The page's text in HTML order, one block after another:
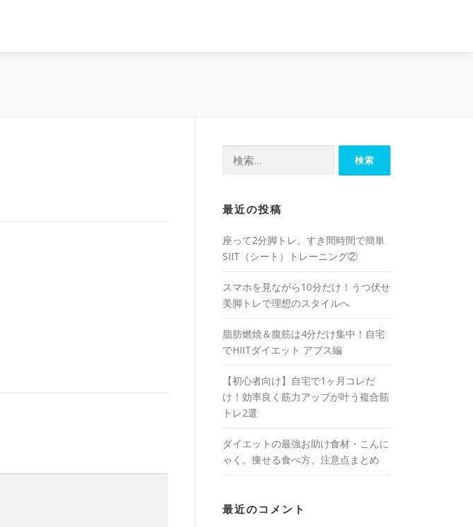
最近の投稿
座って2分脚トレ。すき間時間で簡単
SIIT（シート）トレーニング②
スマホを見ながら10分だけ！うつ伏せ
美脚トレで理想のスタイルへ
脂肪燃焼＆腹筋は4分だけ集中！自宅
でHIITダイエット アブス編
【初心者向け】自宅で1ヶ月コレだ
け！効率良く筋力アップが叶う複合筋
トレ2選
ダイエットの最強お助け食材・こんに
ゃく。痩せる食べ方、注意点まとめ
最近のコメント